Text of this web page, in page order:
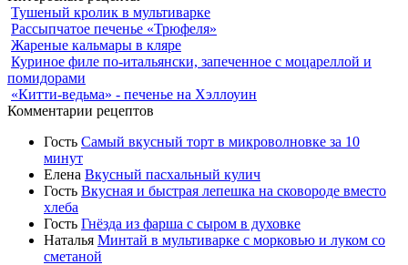
Тушеный кролик в мультиварке
Рассыпчатое печенье «Трюфеля»
Жареные кальмары в кляре
Куриное филе по-итальянски, запеченное с моцареллой и
помидорами
«Китти-ведьма» - печенье на Хэллоуин
Комментарии рецептов
Гость Самый вкусный торт в микроволновке за 10
минут
Елена Вкусный пасхальный кулич
Гость Вкусная и быстрая лепешка на сковороде вместо
хлеба
Гость Гнёзда из фарша с сыром в духовке
Наталья Минтай в мультиварке с морковью и луком со
сметаной